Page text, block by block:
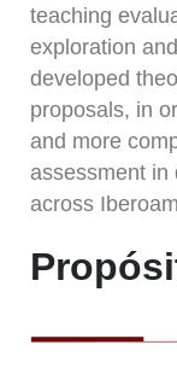
teaching
exploration
developed
proposals, in
and more
assessment in
across